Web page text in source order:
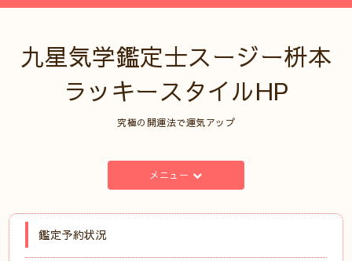
九星気学鑑定士スージー枡本
ラッキースタイルHP
究極の開運法で運気アップ
メニュー
鑑定予約状況